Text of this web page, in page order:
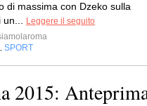
di massima con Dzeko sulla
un...
Leggere il seguito
SPORT
2015: